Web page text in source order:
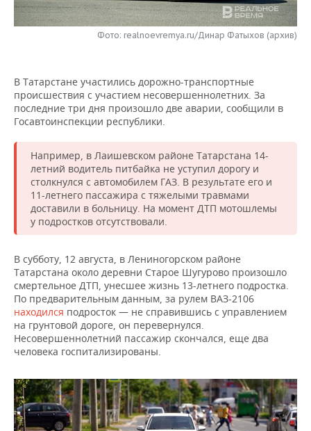
НЕФТЕХИМИЯ
ЭНЕРГЕТИКА
РОЗНИЧНАЯ ТОРГОВЛЯ
УСЛУГИ
НОВОСТИ ТЕХНОЛОГИЙ
МЕДИА
ТЕЛЕКОММУНИКАЦИИ
МЕРОПРИЯТИЯ
ВЫЕЗДНАЯ РЕДАКЦИЯ
БИЗНЕС-БРАНЧИ
ONLINE-КОНФЕРЕНЦИИ
ОТКРЫТАЯ ЛЕКЦИЯ
НОВОСТИ СПОРТА
ФУТБОЛ
ХОККЕЙ
БАСКЕТБОЛ
ВОЛЕЙБОЛ
ФИГУРНОЕ КАТАНИЕ
ВОДНЫЕ ВИДЫ СПОРТА
ХОККЕЙ С МЯЧОМ
ОБЩЕСТВО
НОВОСТИ ОБЩЕСТВА
ВЛАСТЬ
ИНФРАСТРУКТУРА
ИСТОРИЯ
МЕДИЦИНА
ОБРАЗОВАНИЕ
ПРОИСШЕСТВИЯ
ФОТОГАЛЕРЕЯ
СЮЖЕТЫ
СПРАВОЧНИК
СПИСОК ПЕРСОН
ПОЛНАЯ ВЕРСИЯ
Фото: realnoevremya.ru/Динар Фатыхов (архив)
В Татарстане участились дорожно-транспортные
происшествия с участием несовершеннолетних. За
последние три дня произошло две аварии, сообщили в
Госавтоинспекции республики.
Например, в Лаишевском районе Татарстана 14-
летний водитель питбайка не уступил дорогу и
столкнулся с автомобилем ГАЗ. В результате его и
11-летнего пассажира с тяжелыми травмами
доставили в больницу. На момент ДТП мотошлемы
у подростков отсутствовали.
В субботу, 12 августа, в Лениногорском районе
Татарстана около деревни Старое Шугурово произошло
смертельное ДТП, унесшее жизнь 13-летнего подростка.
По предварительным данным, за рулем ВАЗ-2106
находился подросток — не справившись с управлением
на грунтовой дороге, он перевернулся.
Несовершеннолетний пассажир скончался, еще два
человека госпитализированы.